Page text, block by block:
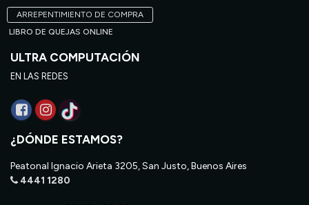
ARREPENTIMIENTO DE COMPRA
LIBRO DE QUEJAS ONLINE
ULTRA COMPUTACIÓN
EN LAS REDES
¿DÓNDE ESTAMOS?
Peatonal Ignacio Arieta 3205, San Justo, Buenos Aires
4441 1280